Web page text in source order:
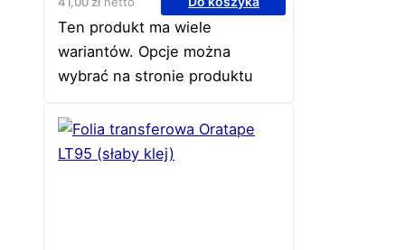
Ten produkt ma wiele
wariantów. Opcje można
wybrać na stronie produktu